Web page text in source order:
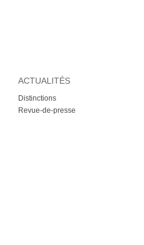
ACTUALITÉS
Distinctions
Revue-de-presse